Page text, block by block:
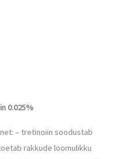
0.025%
– tretinoiin soodustab
rakkude loomulikku